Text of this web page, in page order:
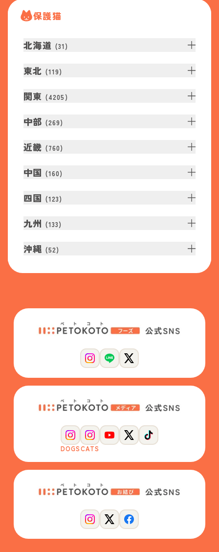
保護猫
北海道 (31 )
東北 (119)
関東 (4205 )
中部 (269)
近畿 (760)
中国 (160)
四国 (123)
九州 (133)
沖縄 (52)
DOGSCATS